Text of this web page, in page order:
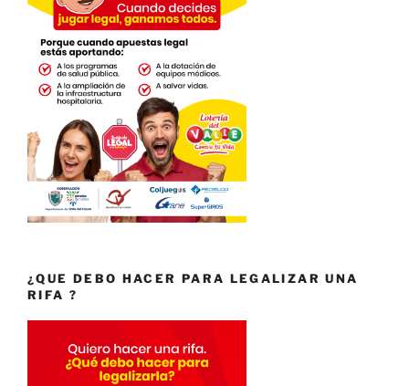
¿QUE DEBO HACER PARA LEGALIZAR UNA
RIFA ?